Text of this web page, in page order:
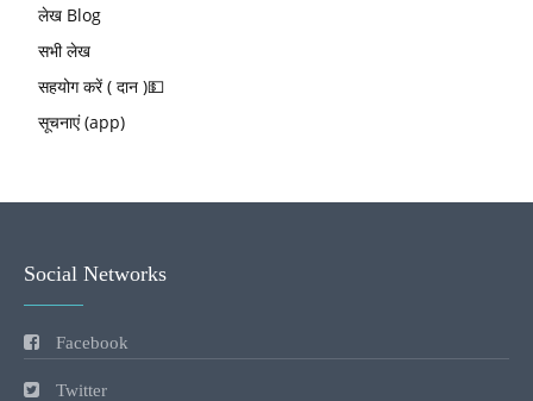
लेख Blog
सभी लेख
सहयोग करें ( दान )💵
सूचनाएं (app)
Social Networks
Facebook
Twitter